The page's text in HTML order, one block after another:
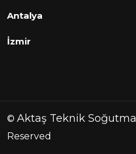
Antalya
İzmir
© Aktaş Teknik Soğutma
Reserved